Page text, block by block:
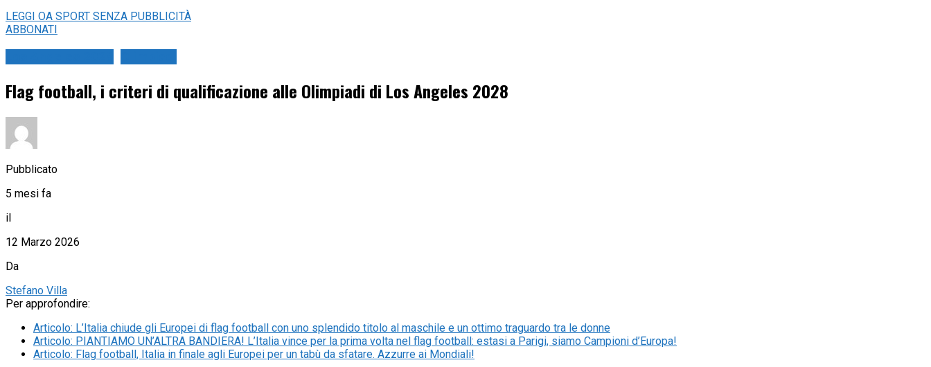
LEGGI OA SPORT SENZA PUBBLICITÀ
ABBONATI
Flag football, i criteri di qualificazione alle Olimpiadi di Los Angeles 2028
Pubblicato
5 mesi fa
il
12 Marzo 2026
Da
Stefano Villa
Per approfondire:
Articolo: L’Italia chiude gli Europei di flag football con uno splendido titolo al maschile e un ottimo traguardo tra le donne
Articolo: PIANTIAMO UN’ALTRA BANDIERA! L’Italia vince per la prima volta nel flag football: estasi a Parigi, siamo Campioni d’Europa!
Articolo: Flag football, Italia in finale agli Europei per un tabù da sfatare. Azzurre ai Mondiali!